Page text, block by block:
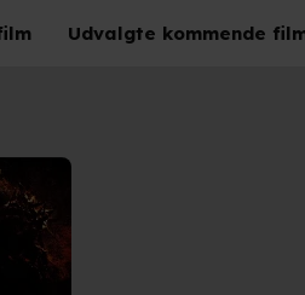
Udvalgte kommende